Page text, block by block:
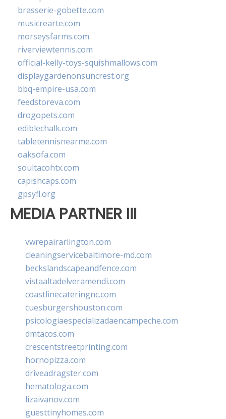
brasserie-gobette.com
musicrearte.com
morseysfarms.com
riverviewtennis.com
official-kelly-toys-squishmallows.com
displaygardenonsuncrest.org
bbq-empire-usa.com
feedstoreva.com
drogopets.com
ediblechalk.com
tabletennisnearme.com
oaksofa.com
soultacohtx.com
capishcaps.com
gpsyfl.org
MEDIA PARTNER III
vwrepairarlington.com
cleaningservicebaltimore-md.com
beckslandscapeandfence.com
vistaaltadelveramendi.com
coastlinecateringnc.com
cuesburgershouston.com
psicologiaespecializadaencampeche.com
dmtacos.com
crescentstreetprinting.com
hornopizza.com
driveadragster.com
hematologa.com
lizaivanov.com
guesttinyhomes.com